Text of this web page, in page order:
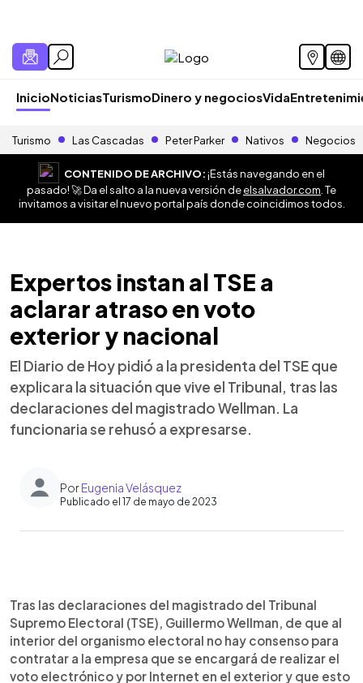
InicioNoticiasTurismoDinero y negociosVida
Turismo Las Cascadas Peter Parker Nativos Negocios
CONTENIDO DE ARCHIVO:¡Estás navegando en el
pasado! 🚀 Da el salto a la nueva versión deelsalvador.com . Te
invitamos a visitar el nuevo portal país donde coincidimos todos.
Expertos instan al TSE a
aclarar atraso en voto
exterior y nacional
El Diario de Hoy pidió a la presidenta del TSE que
explicara la situación que vive el Tribunal, tras las
declaraciones del magistrado Wellman. La
funcionaria se rehusó a expresarse.
PorEugenia Velásquez
Publicado el 17 de mayo de 2023
Escuchar artículo
Tras las declaraciones del magistrado del Tribunal
Supremo Electoral (TSE), Guillermo Wellman, de que al
interior del organismo electoral no hay consenso para
contratar a la empresa que se encargará de realizar el
voto electrónico y por Internet en el exterior y que esto